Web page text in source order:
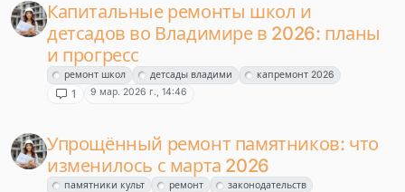
Капитальные ремонты школ и
детсадов во Владимире в 2026: планы
и прогресс
ремонт школ детсады владими капремонт 2026
1 9 мар. 2026 г., 14:46
Упрощённый ремонт памятников: что
изменилось с марта 2026
памятники культ ремонт законодательств